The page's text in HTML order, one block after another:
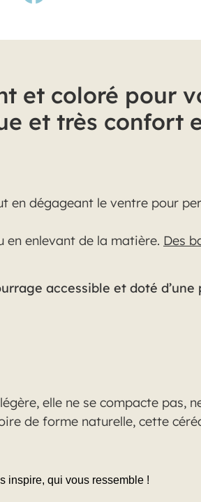
et coloré pour
et très confort
dégageant le ventre pour
en enlevant de la matière. Des
accessible et doté
elle ne se compacte pas,
de forme naturelle, cette
inspire, qui vous ressemble !